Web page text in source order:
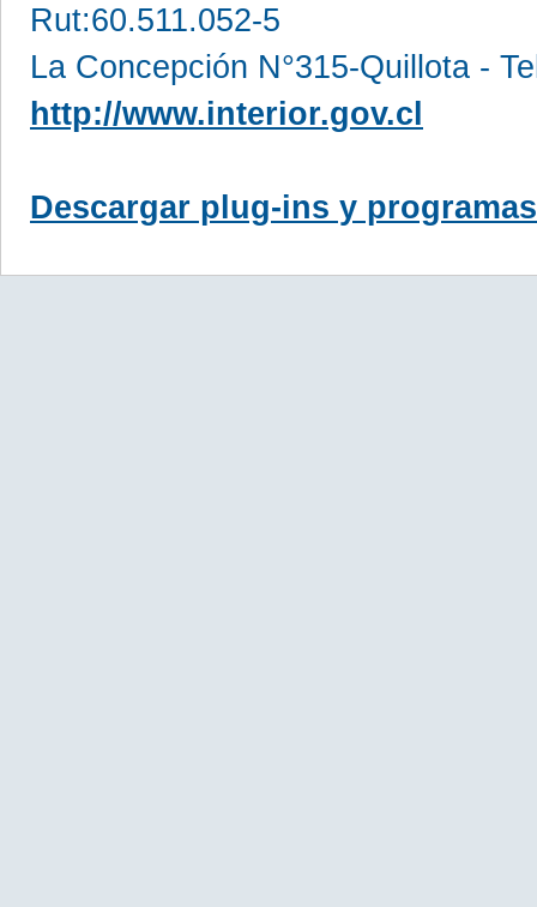
Rut:60.511.052-5
La Concepción N°315-Quillota -
http://www.interior.gov.cl
Descargar plug-ins y